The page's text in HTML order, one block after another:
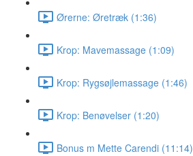
Ørerne: Øretræk (1:36)
Krop: Mavemassage (1:09)
Krop: Rygsøjlemassage (1:46)
Krop: Benøvelser (1:20)
Bonus m Mette Carendi (11:14)